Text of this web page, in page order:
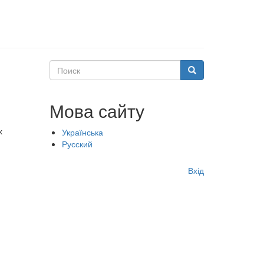
Поиск Поиск
Мова сайту
Українська
Русский
Вхід